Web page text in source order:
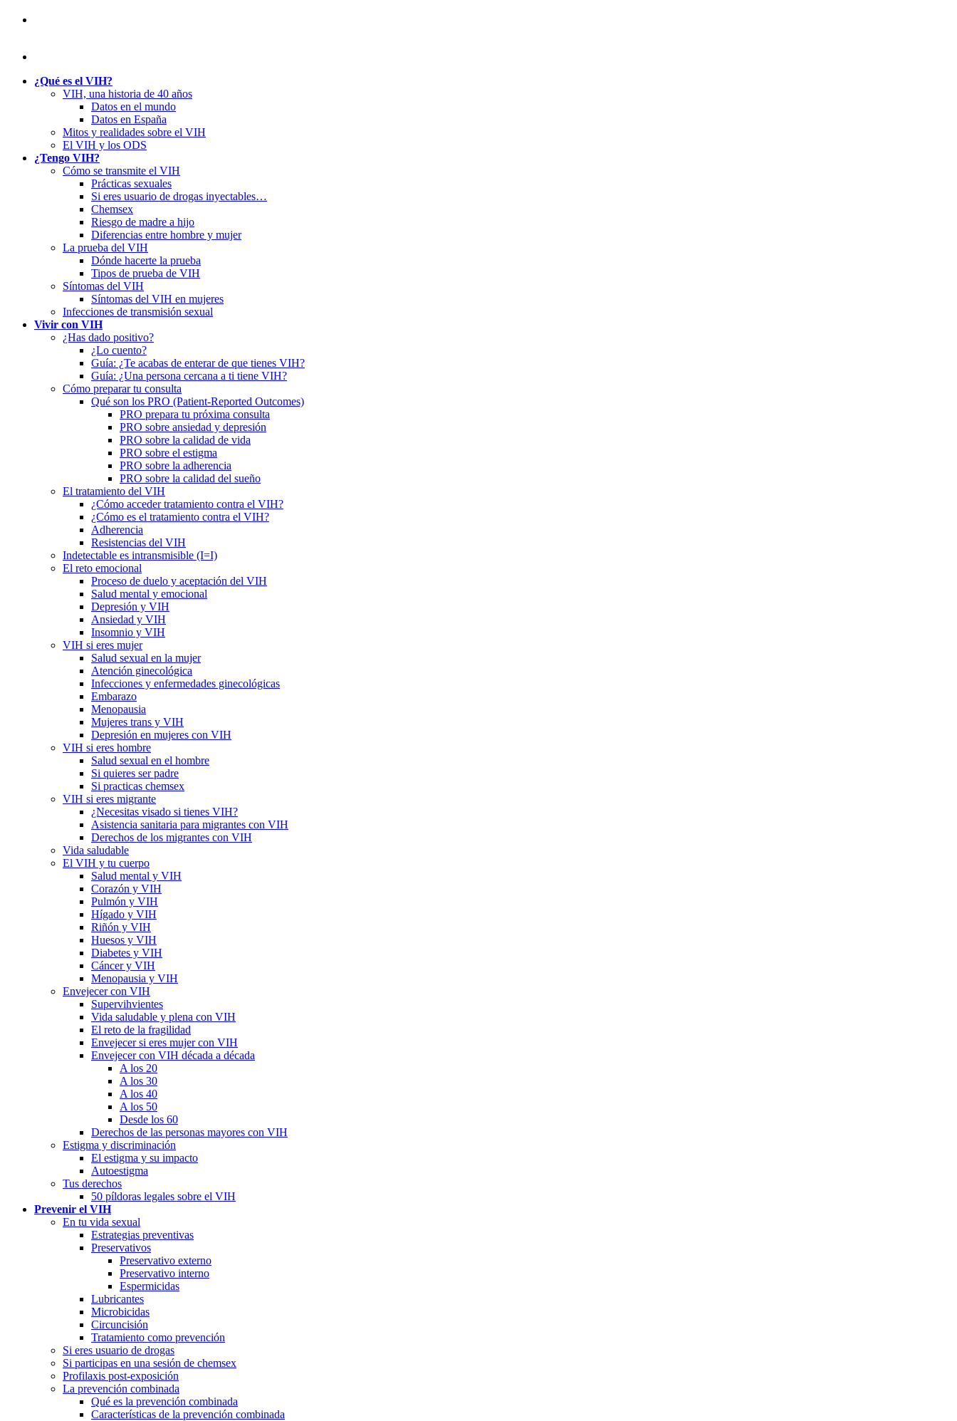
¿Qué es el VIH?
VIH, una historia de 40 años
Datos en el mundo
Datos en España
Mitos y realidades sobre el VIH
El VIH y los ODS
¿Tengo VIH?
Cómo se transmite el VIH
Prácticas sexuales
Si eres usuario de drogas inyectables…
Chemsex
Riesgo de madre a hijo
Diferencias entre hombre y mujer
La prueba del VIH
Dónde hacerte la prueba
Tipos de prueba de VIH
Síntomas del VIH
Síntomas del VIH en mujeres
Infecciones de transmisión sexual
Vivir con VIH
¿Has dado positivo?
¿Lo cuento?
Guía: ¿Te acabas de enterar de que tienes VIH?
Guía: ¿Una persona cercana a ti tiene VIH?
Cómo preparar tu consulta
Qué son los PRO (Patient-Reported Outcomes)
PRO prepara tu próxima consulta
PRO sobre ansiedad y depresión
PRO sobre la calidad de vida
PRO sobre el estigma
PRO sobre la adherencia
PRO sobre la calidad del sueño
El tratamiento del VIH
¿Cómo acceder tratamiento contra el VIH?
¿Cómo es el tratamiento contra el VIH?
Adherencia
Resistencias del VIH
Indetectable es intransmisible (I=I)
El reto emocional
Proceso de duelo y aceptación del VIH
Salud mental y emocional
Depresión y VIH
Ansiedad y VIH
Insomnio y VIH
VIH si eres mujer
Salud sexual en la mujer
Atención ginecológica
Infecciones y enfermedades ginecológicas
Embarazo
Menopausia
Mujeres trans y VIH
Depresión en mujeres con VIH
VIH si eres hombre
Salud sexual en el hombre
Si quieres ser padre
Si practicas chemsex
VIH si eres migrante
¿Necesitas visado si tienes VIH?
Asistencia sanitaria para migrantes con VIH
Derechos de los migrantes con VIH
Vida saludable
El VIH y tu cuerpo
Salud mental y VIH
Corazón y VIH
Pulmón y VIH
Hígado y VIH
Riñón y VIH
Huesos y VIH
Diabetes y VIH
Cáncer y VIH
Menopausia y VIH
Envejecer con VIH
Supervihvientes
Vida saludable y plena con VIH
El reto de la fragilidad
Envejecer si eres mujer con VIH
Envejecer con VIH década a década
A los 20
A los 30
A los 40
A los 50
Desde los 60
Derechos de las personas mayores con VIH
Estigma y discriminación
El estigma y su impacto
Autoestigma
Tus derechos
50 píldoras legales sobre el VIH
Prevenir el VIH
En tu vida sexual
Estrategias preventivas
Preservativos
Preservativo externo
Preservativo interno
Espermicidas
Lubricantes
Microbicidas
Circuncisión
Tratamiento como prevención
Si eres usuario de drogas
Si participas en una sesión de chemsex
Profilaxis post-exposición
La prevención combinada
Qué es la prevención combinada
Características de la prevención combinada